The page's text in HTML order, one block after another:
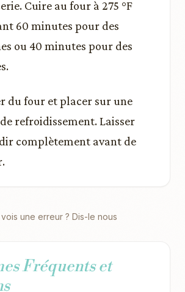
Cuire au four à 275 °F
60 minutes pour des
ou 40 minutes pour des
du four et placer sur une
refroidissement. Laisser
complètement avant de
une erreur ? Dis-le nous
Fréquents et